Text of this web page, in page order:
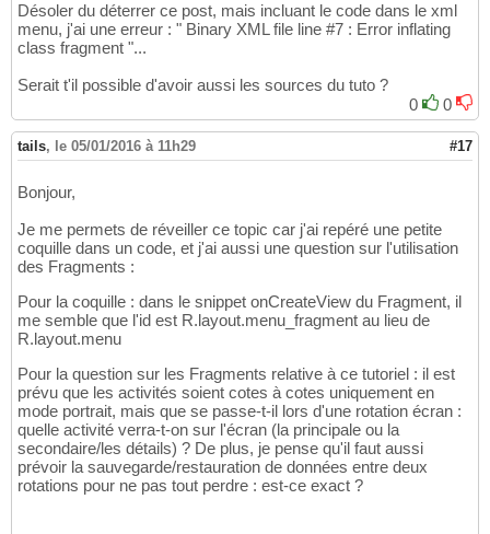
Désoler du déterrer ce post, mais incluant le code dans le xml
menu, j'ai une erreur : " Binary XML file line #7 : Error inflating
class fragment "...
Serait t'il possible d'avoir aussi les sources du tuto ?
0
0
tails, le 05/01/2016 à 11h29 #17
Bonjour,
Je me permets de réveiller ce topic car j'ai repéré une petite
coquille dans un code, et j'ai aussi une question sur l'utilisation
des Fragments :
Pour la coquille : dans le snippet onCreateView du Fragment, il
me semble que l'id est R.layout.menu_fragment au lieu de
R.layout.menu
Pour la question sur les Fragments relative à ce tutoriel : il est
prévu que les activités soient cotes à cotes uniquement en
mode portrait, mais que se passe-t-il lors d'une rotation écran :
quelle activité verra-t-on sur l'écran (la principale ou la
secondaire/les détails) ? De plus, je pense qu'il faut aussi
prévoir la sauvegarde/restauration de données entre deux
rotations pour ne pas tout perdre : est-ce exact ?